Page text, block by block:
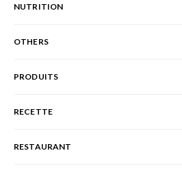
NUTRITION
OTHERS
PRODUITS
RECETTE
RESTAURANT